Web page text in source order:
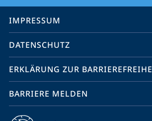
Service-
Navigation
IMPRESSUM
DATENSCHUTZ
ERKLÄRUNG ZUR
BARRIERE MELDEN